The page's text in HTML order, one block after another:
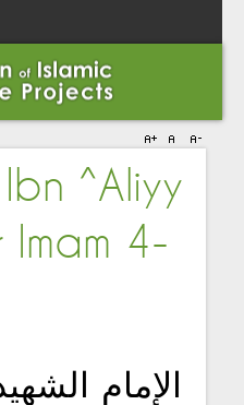
^Aliyy
4-
الإمام